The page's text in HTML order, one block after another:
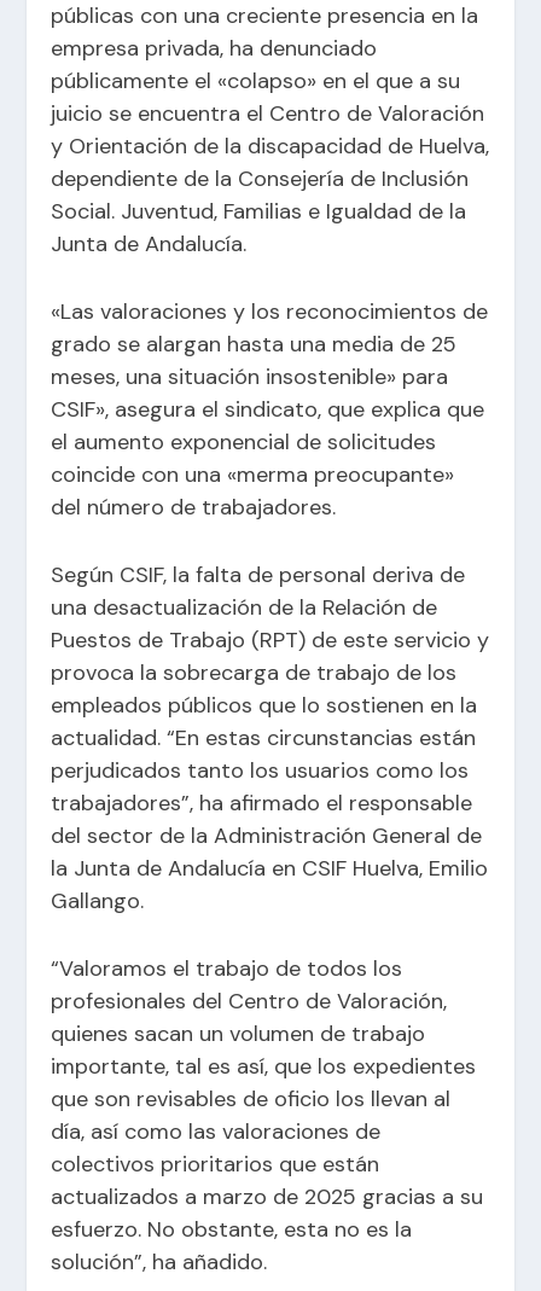
públicas con una creciente presencia en la
empresa privada, ha denunciado
públicamente el «colapso» en el que a su
juicio se encuentra el Centro de Valoración
y Orientación de la discapacidad de Huelva,
dependiente de la Consejería de Inclusión
Social. Juventud, Familias e Igualdad de la
Junta de Andalucía.
«Las valoraciones y los reconocimientos de
grado se alargan hasta una media de 25
meses, una situación insostenible» para
CSIF», asegura el sindicato, que explica que
el aumento exponencial de solicitudes
coincide con una «merma preocupante»
del número de trabajadores.
Según CSIF, la falta de personal deriva de
una desactualización de la Relación de
Puestos de Trabajo (RPT) de este servicio y
provoca la sobrecarga de trabajo de los
empleados públicos que lo sostienen en la
actualidad. “En estas circunstancias están
perjudicados tanto los usuarios como los
trabajadores”, ha afirmado el responsable
del sector de la Administración General de
la Junta de Andalucía en CSIF Huelva, Emilio
Gallango.
“Valoramos el trabajo de todos los
profesionales del Centro de Valoración,
quienes sacan un volumen de trabajo
importante, tal es así, que los expedientes
que son revisables de oficio los llevan al
día, así como las valoraciones de
colectivos prioritarios que están
actualizados a marzo de 2025 gracias a su
esfuerzo. No obstante, esta no es la
solución”, ha añadido.